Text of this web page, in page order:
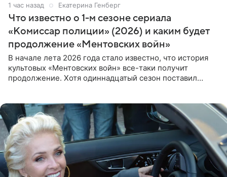
1 час назад Екатерина Генберг
Что известно о 1-м сезоне сериала
«Комиссар полиции» (2026) и каким будет
продолжение «Ментовских войн»
В начале лета 2026 года стало известно, что история
культовых «Ментовских войн» все-таки получит
продолжение. Хотя одиннадцатый сезон поставил